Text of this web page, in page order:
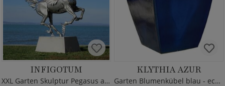
INFIGOTUM
XXL Garten Skulptur Pegasus aus Metall
KLYTHIA AZUR
Garten Blumenkübel blau - eckig